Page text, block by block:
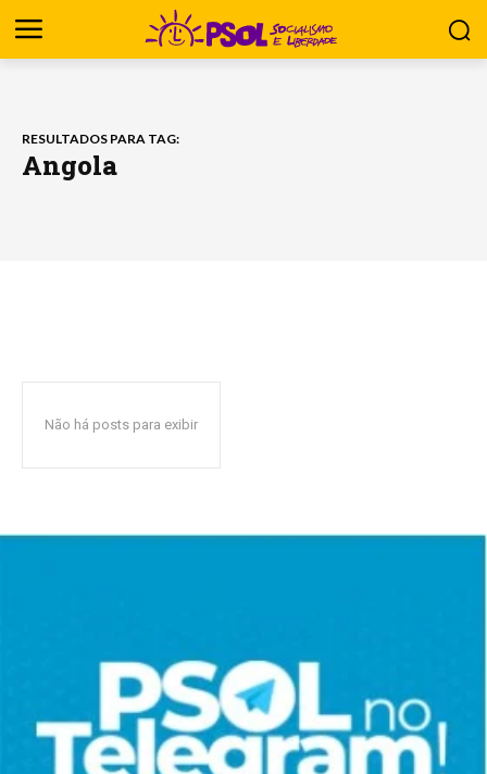
RESULTADOS PARA TAG:
Angola
Não há posts para exibir